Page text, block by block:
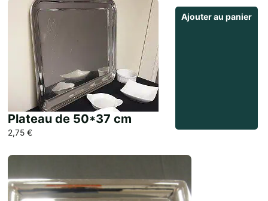
Plateau de 50*37 cm
2,75 €
Ajouter au panier